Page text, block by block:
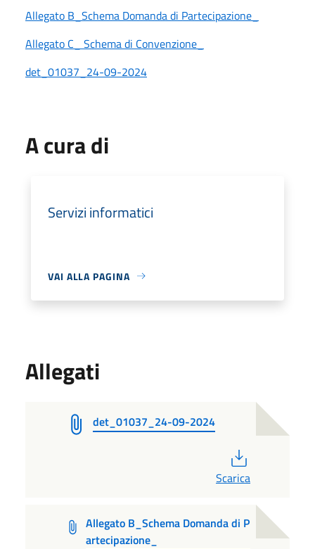
Allegato B_Schema Domanda di Partecipazione_
Allegato C_ Schema di Convenzione_
det_01037_24-09-2024
A cura di
Servizi informatici
VAI ALLA PAGINA
Allegati
det_01037_24-09-2024
Scarica
Allegato B_Schema Domanda di P
artecipazione_